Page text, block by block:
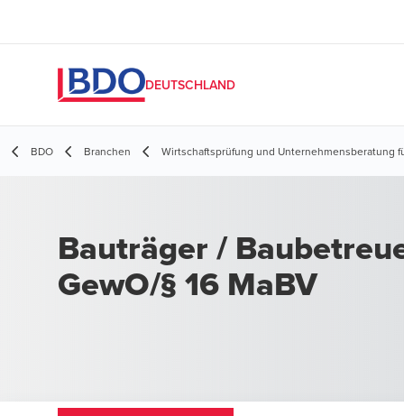
DEUTSCHLAND
BDO Branchen Wirtschaftsprüfung und Unternehmensberatung
Bauträger /
GewO/§ 16 MaBV